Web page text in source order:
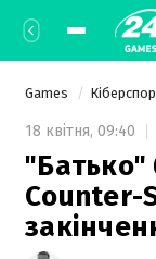
Games
18 квітня, 09:40
"Батько"
Counter-